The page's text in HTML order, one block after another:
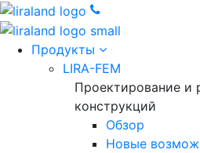
Продукты
LIRA-FEM
Проектирование и
конструкций
Обзор
Новые